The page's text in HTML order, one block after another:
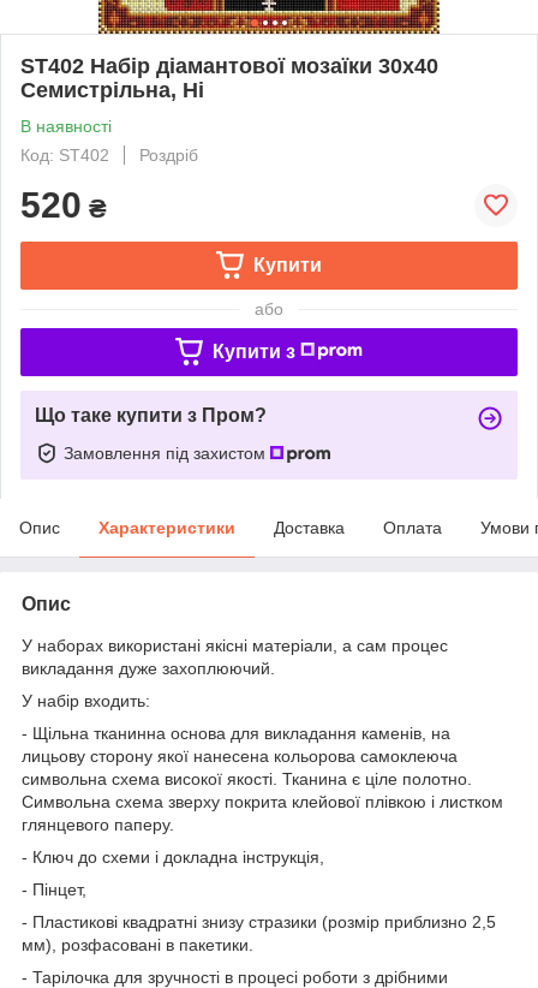
ST402 Набір діамантової мозаїки 30х40
Семистрільна, Ні
В наявності
Код: ST402
Роздріб
520 ₴
Купити
або
Купити з
Що таке купити з Пром?
Замовлення під захистом
Опис Характеристики Доставка Оплата Умови
Опис
У наборах використані якісні матеріали, а сам процес
викладання дуже захоплюючий.
У набір входить:
- Щільна тканинна основа для викладання каменів, на
лицьову сторону якої нанесена кольорова самоклеюча
символьна схема високої якості. Тканина є ціле полотно.
Символьна схема зверху покрита клейової плівкою і листком
глянцевого паперу.
- Ключ до схеми і докладна інструкція,
- Пінцет,
- Пластикові квадратні знизу стразики (розмір приблизно 2,5
мм), розфасовані в пакетики.
- Тарілочка для зручності в процесі роботи з дрібними